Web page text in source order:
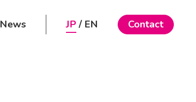
News EN
JP Contact